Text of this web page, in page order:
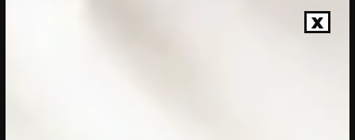
X